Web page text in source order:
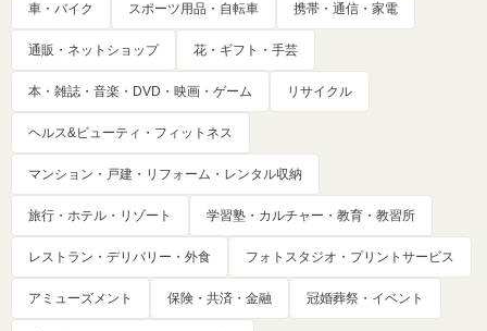
車・バイク スポーツ用品・自転車 携帯・通信・家電
通販・ネットショップ 花・ギフト・手芸
本・雑誌・音楽・DVD・映画・ゲーム リサイクル
ヘルス&ビューティ・フィットネス
マンション・戸建・リフォーム・レンタル収納
旅行・ホテル・リゾート 学習塾・カルチャー・教育・教習所
レストラン・デリバリー・外食 フォトスタジオ・プリントサービス
アミューズメント 保険・共済・金融 冠婚葬祭・イベント